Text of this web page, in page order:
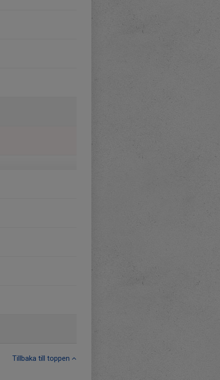
Tillbaka till toppen